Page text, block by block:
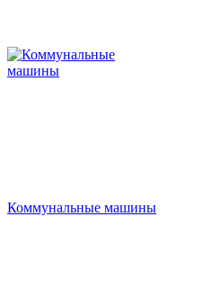
Коммунальные машины